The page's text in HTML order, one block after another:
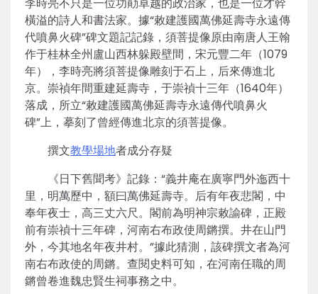
橫溢的詩人和書法家。據“敕建護國萬佛延壽寺永遠傳
代噴鼻火碑”碑文題記記錄，須菩提像原由南唐人王翰
作于桂林全州盧山西林躲殿壁間，宋元豐二年（1079
年），李時亮將須菩提像雕刻于石上，后來傳進北
京。崇禎年間重建延壽寺，于崇禎十三年（1640年）
落成，所立“敕建護國萬佛延壽寺永遠傳代噴鼻火
碑”上，摹刻了曾經傳進北京的須菩提像。
撰文教學場地者成分存疑
《日下舊聞考》記錄：“義井庵在廣寧門外迤西十
里，明萬歷中，額曰萬佛延壽寺。后有年夜悲閣，中
奉年夜士，高三丈六尺。閣前為明神宗敕諭碑，正殿
前有崇禎十三年碑，河南右布政使周鏘撰。井在山門
外，今其地名年夜井村。”據此猜測，該碑撰文者為河
南右布政使的周鏘。查閱史料可知，在河南任職的周
鏘曾卷進魏忠賢生祠事務之中。